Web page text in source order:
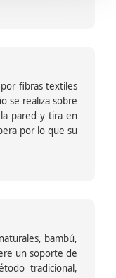
fibras textiles
se realiza sobre
pared y tira en
por lo que su
bambú,
un soporte de
tradicional,